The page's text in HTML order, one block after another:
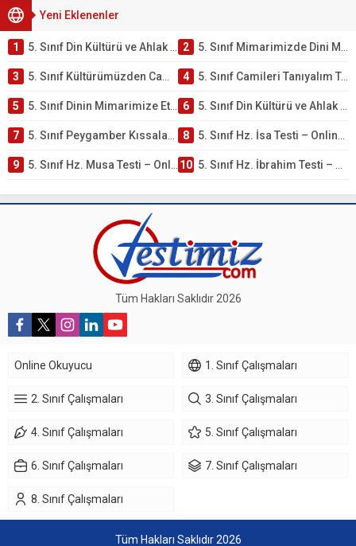
Yeni Eklenenler
1 5. Sınıf Din Kültürü ve Ahlak Bilgisi 4. Ünite: Mimarimizde Dini Motifler Çalışmaları 2 5. Sınıf Mimarimizde Dini Motifler Ünite Testi – Online Çöz
3 5. Sınıf Kültürümüzden Cami Örnekleri Testi – Online Çöz 4 5. Sınıf Camileri Tanıyalım Testi – Online Çöz
5 5. Sınıf Dinin Mimarimize Etkisi Testi – Online Çöz 6 5. Sınıf Din Kültürü ve Ahlak Bilgisi 4. Ünite: Peygamber Kıssaları Çalışmaları
7 5. Sınıf Peygamber Kıssaları Ünite Testi – Online Çöz 8 5. Sınıf Hz. İsa Testi – Online Çöz
9 5. Sınıf Hz. Musa Testi – Online Çöz 10 5. Sınıf Hz. İbrahim Testi – Online Çöz
Tüm Hakları Saklıdır 2026
Online Okuyucu 1. Sınıf Çalışmaları
2. Sınıf Çalışmaları 3. Sınıf Çalışmaları
4. Sınıf Çalışmaları 5. Sınıf Çalışmaları
6. Sınıf Çalışmaları 7. Sınıf Çalışmaları
8. Sınıf Çalışmaları
Tüm Hakları Saklıdır 2026